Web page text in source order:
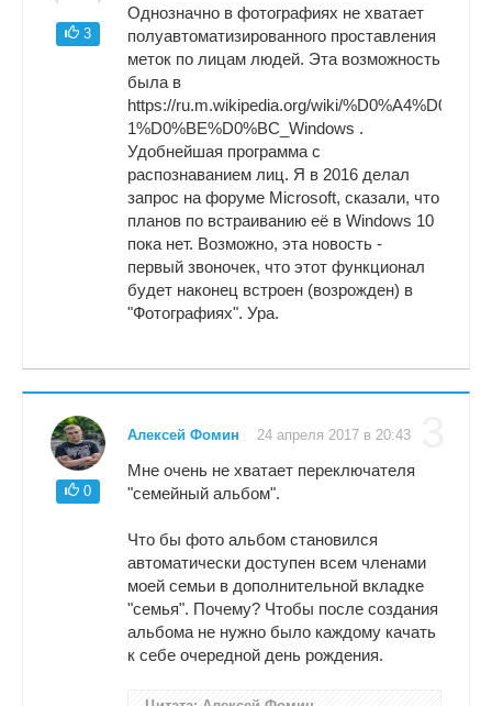
3
Однозначно в фотографиях не хватает
полуавтоматизированного проставления
меток по лицам людей. Эта возможность
была в
https://ru.m.wikipedia.org/wiki/
1%D0%BE%D0%BC_Windows .
Удобнейшая программа с
распознаванием лиц. Я в 2016 делал
запрос на форуме Microsoft, сказали, что
планов по встраиванию её в Windows 10
пока нет. Возможно, эта новость -
первый звоночек, что этот функционал
будет наконец встроен (возрожден) в
"Фотографиях". Ура.
0
Алексей Фомин 24 апреля 2017 в 20:43
Мне очень не хватает переключателя
"семейный альбом".
Что бы фото альбом становился
автоматически доступен всем членами
моей семьи в дополнительной вкладке
"семья". Почему? Чтобы после создания
альбома не нужно было каждому качать
к себе очередной день рождения.